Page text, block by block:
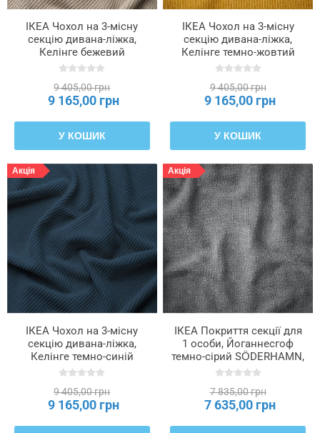
ІКЕА Чохол на 3-місну
секцію дивана-ліжка,
Келінге бежевий
SÖDERHAMN, 506.303.70
9 405,00 грн
9 165,00 грн
У КОШИК
ІКЕА Чохол на 3-місну
секцію дивана-ліжка,
Келінге темно-жовтий
SÖDERHAMN, 306.303.71
9 405,00 грн
9 165,00 грн
У КОШИК
Акція
ІКЕА Чохол на 3-місну
секцію дивана-ліжка,
Келінге темно-синій
SÖDERHAMN, 706.303.69
9 405,00 грн
9 165,00 грн
Акція
ІКЕА Покриття секції для
1 особи, Йоганнесгоф
темно-сірий SÖDERHAMN,
106.294.20
7 835,00 грн
7 635,00 грн